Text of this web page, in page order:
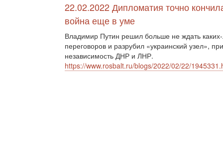
22.02.2022 Дипломатия точно
война еще в уме
Владимир Путин решил больше не ждать
переговоров и разрубил «украинский узел»,
независимость ДНР и ЛНР.
https://www.rosbalt.ru/blogs/2022/02/22/